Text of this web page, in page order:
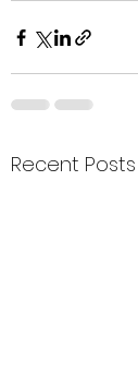
Recent Posts